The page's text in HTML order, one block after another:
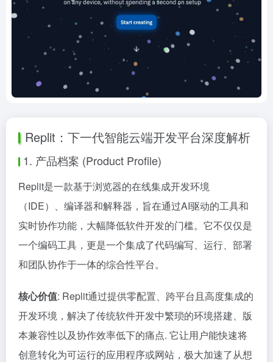
Replit：下一代智能云端开发平台深度解析
1. 产品档案 (Product Profile)
Replit是一款基于浏览器的在线集成开发环境
（IDE）、编译器和解释器，旨在通过AI驱动的工具和
实时协作功能，大幅降低软件开发的门槛。它不仅仅是
一个编码工具，更是一个集成了代码编写、运行、部署
和团队协作于一体的综合性平台。
核心价值: Replit通过提供零配置、跨平台且高度集成的
开发环境，解决了传统软件开发中繁琐的环境搭建、版
本兼容性以及协作效率低下的痛点. 它让用户能快速将
创意转化为可运行的应用程序或网站，极大加速了从想